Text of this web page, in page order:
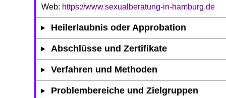
Web: https://www.sexualberatung-in-hamburg.de
Heilerlaubnis oder Approbation
Abschlüsse und Zertifikate
Verfahren und Methoden
Problembereiche und Zielgruppen